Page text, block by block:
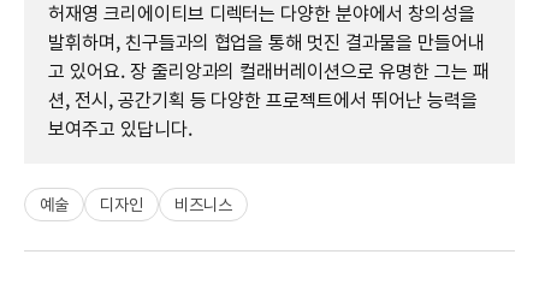
허재영 크리에이티브 디렉터는 다양한 분야에서 창의성을
발휘하며, 친구들과의 협업을 통해 멋진 결과물을 만들어내
고 있어요. 장 줄리앙과의 컬래버레이션으로 유명한 그는 패
션, 전시, 공간기획 등 다양한 프로젝트에서 뛰어난 능력을
보여주고 있답니다.
예술 디자인 비즈니스